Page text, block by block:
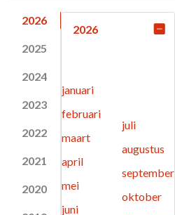
2026
2025
2024
2023
2022
2021
2020
2026
januari
februari
maart
april
mei
juni
juli
augustus
september
oktober